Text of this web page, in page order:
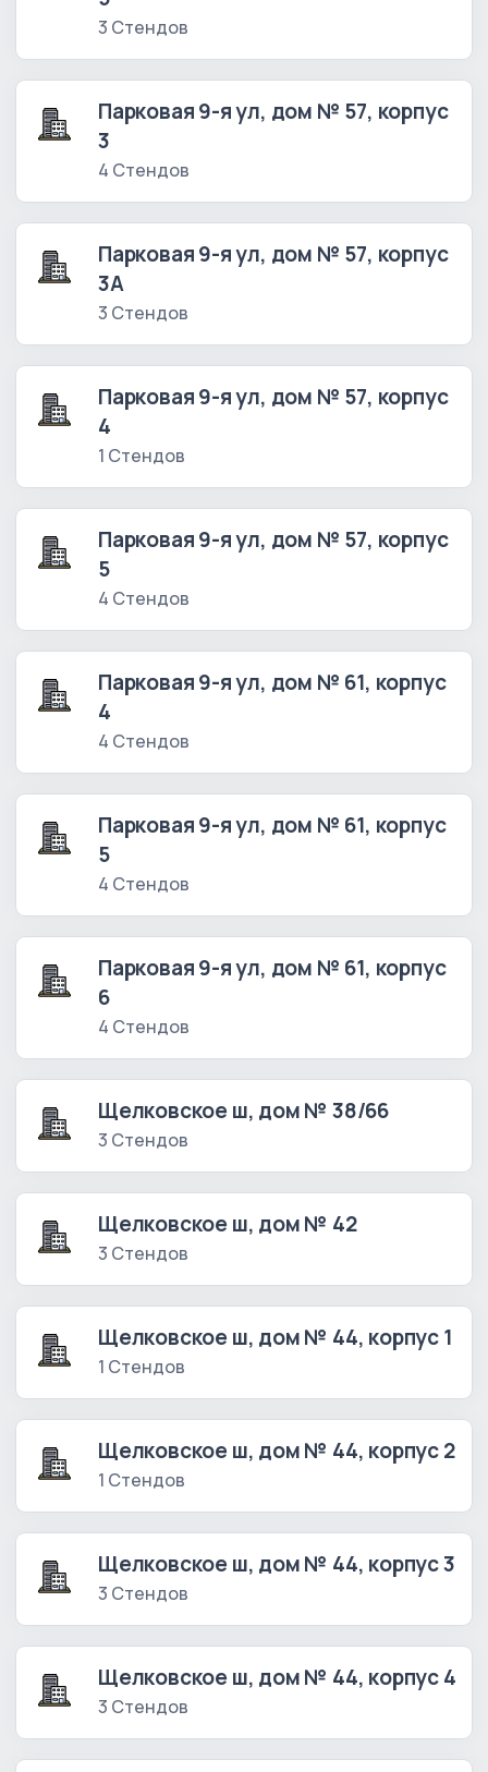
3 Стендов
Парковая 9-я ул, дом № 57, корпус
3
4 Стендов
Парковая 9-я ул, дом № 57, корпус
3А
3 Стендов
Парковая 9-я ул, дом № 57, корпус
4
1 Стендов
Парковая 9-я ул, дом № 57, корпус
5
4 Стендов
Парковая 9-я ул, дом № 61, корпус
4
4 Стендов
Парковая 9-я ул, дом № 61, корпус
5
4 Стендов
Парковая 9-я ул, дом № 61, корпус
6
4 Стендов
Щелковское ш, дом № 38/66
3 Стендов
Щелковское ш, дом № 42
3 Стендов
Щелковское ш, дом № 44, корпус 1
1 Стендов
Щелковское ш, дом № 44, корпус 2
1 Стендов
Щелковское ш, дом № 44, корпус 3
3 Стендов
Щелковское ш, дом № 44, корпус 4
3 Стендов